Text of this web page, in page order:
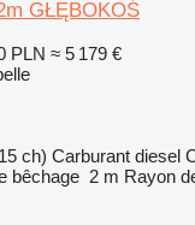
GŁĘBOKOŚ
PLN ≈ 5 179 €
ch) Carburant diesel
bêchage 2 m Rayon